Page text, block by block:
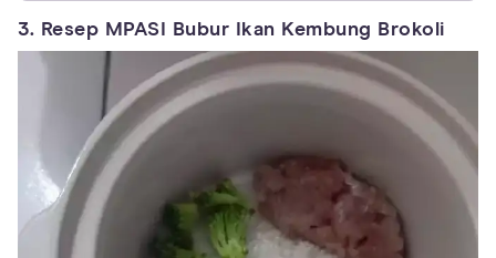
3. Resep MPASI Bubur Ikan Kembung Brokoli